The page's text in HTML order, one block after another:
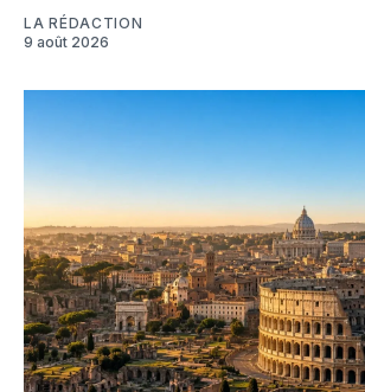
LA RÉDACTION
9 août 2026